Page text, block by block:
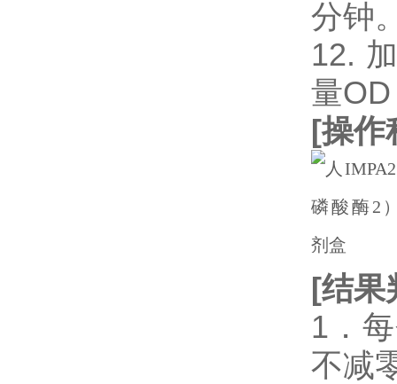
分钟
12.
量
[操作
[结果
1．
不减